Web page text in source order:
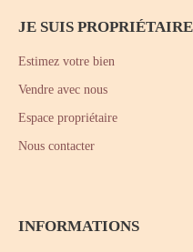
JE SUIS PROPRIÉTAIRE
Estimez votre bien
Vendre avec nous
Espace propriétaire
Nous contacter
INFORMATIONS